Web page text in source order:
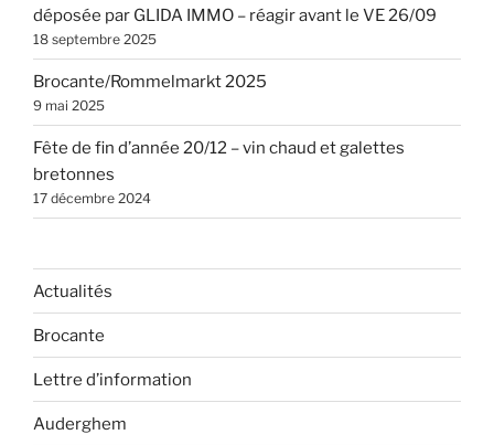
déposée par GLIDA IMMO – réagir avant le VE 26/09
18 septembre 2025
Brocante/Rommelmarkt 2025
9 mai 2025
Fête de fin d’année 20/12 – vin chaud et galettes
bretonnes
17 décembre 2024
Actualités
Brocante
Lettre d’information
Auderghem